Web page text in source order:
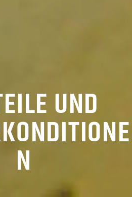
UND
N